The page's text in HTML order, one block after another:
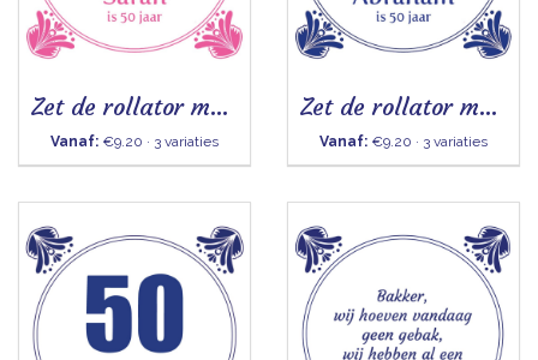
Zet de rollator maar vast klaar (Sarah) - Tegeltje
Vanaf: €9.20 · 3 variaties
Zet de rollator maar vast klaar (Abraham) - Tegeltje
Vanaf: €9.20 · 3 variaties